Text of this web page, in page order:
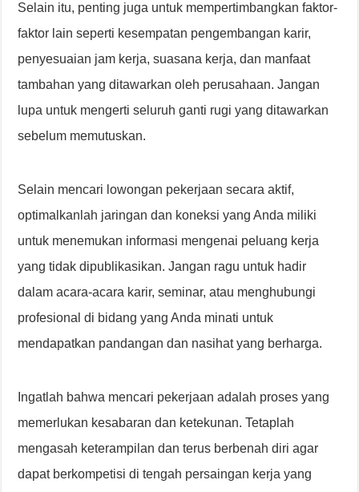
Selain itu, penting juga untuk mempertimbangkan faktor-
faktor lain seperti kesempatan pengembangan karir,
penyesuaian jam kerja, suasana kerja, dan manfaat
tambahan yang ditawarkan oleh perusahaan. Jangan
lupa untuk mengerti seluruh ganti rugi yang ditawarkan
sebelum memutuskan.
Selain mencari lowongan pekerjaan secara aktif,
optimalkanlah jaringan dan koneksi yang Anda miliki
untuk menemukan informasi mengenai peluang kerja
yang tidak dipublikasikan. Jangan ragu untuk hadir
dalam acara-acara karir, seminar, atau menghubungi
profesional di bidang yang Anda minati untuk
mendapatkan pandangan dan nasihat yang berharga.
Ingatlah bahwa mencari pekerjaan adalah proses yang
memerlukan kesabaran dan ketekunan. Tetaplah
mengasah keterampilan dan terus berbenah diri agar
dapat berkompetisi di tengah persaingan kerja yang